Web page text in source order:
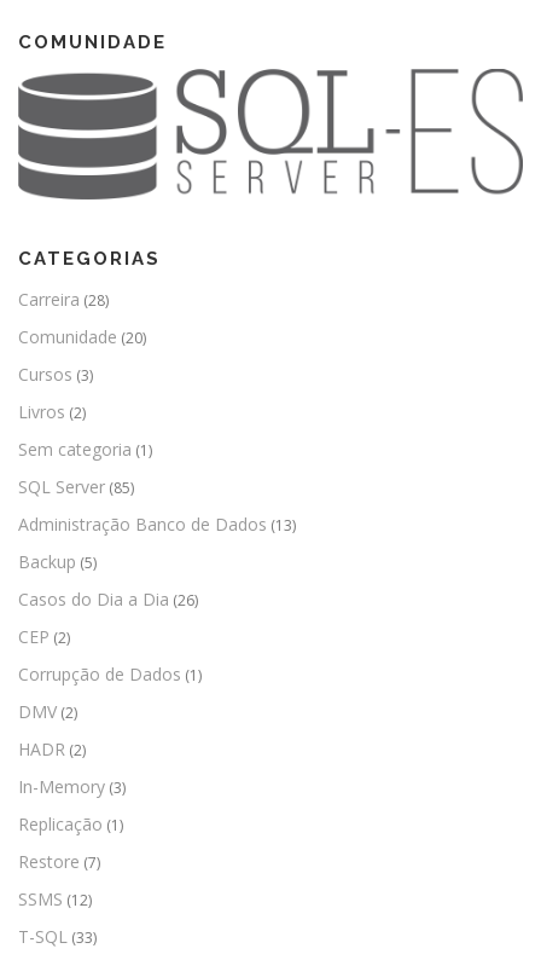
COMUNIDADE
CATEGORIAS
Carreira (28)
Comunidade (20)
Cursos (3)
Livros (2)
Sem categoria (1)
SQL Server (85)
Administração Banco de Dados (13)
Backup (5)
Casos do Dia a Dia (26)
CEP (2)
Corrupção de Dados (1)
DMV (2)
HADR (2)
In-Memory (3)
Replicação (1)
Restore (7)
SSMS (12)
T-SQL (33)